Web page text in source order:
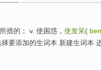
措的； v. 使困惑， 使发呆(
要添加的生词本 新建生词本